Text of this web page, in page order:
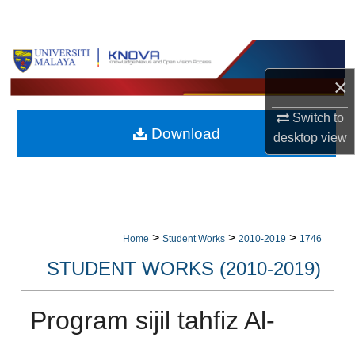
×
Switch to
desktopview
Browse Collections
My Account
About
Home > Student Works > 2010-2019 > 1746
STUDENT WORKS (2010-2019)
Program sijil tahfiz Al-
Download